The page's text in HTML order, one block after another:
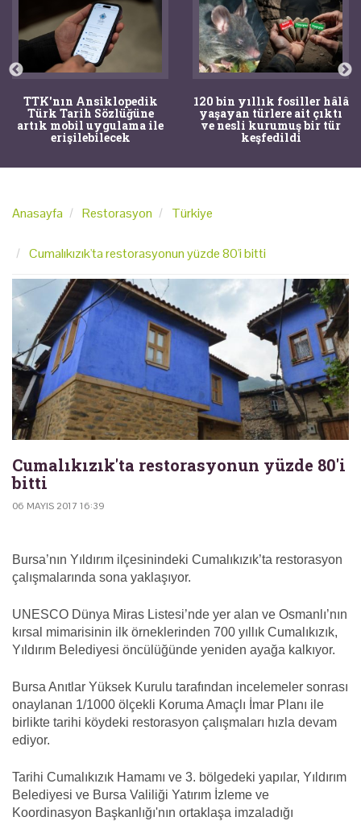
120 bin yıllık fosiller hâlâ
yaşayan türlere ait çıktı
ve nesli kurumuş bir tür
keşfedildi
Bir torba kemik adli
tıpçıları şaşkına çevirdi,
kemiklerin sırrını
arkeologlar çözdü
Anasayfa Restorasyon Türkiye
Cumalıkızık'ta restorasyonun yüzde 80'i bitti
Cumalıkızık'ta restorasyonun yüzde 80'i
bitti
06 MAYIS 2017 16:39
Bursa’nın Yıldırım ilçesinindeki Cumalıkızık’ta restorasyon
çalışmalarında sona yaklaşıyor.
UNESCO Dünya Miras Listesi’nde yer alan ve Osmanlı’nın
kırsal mimarisinin ilk örneklerinden 700 yıllık Cumalıkızık,
Yıldırım Belediyesi öncülüğünde yeniden ayağa kalkıyor.
Bursa Anıtlar Yüksek Kurulu tarafından incelemeler sonrası
onaylanan 1/1000 ölçekli Koruma Amaçlı İmar Planı ile
birlikte tarihi köydeki restorasyon çalışmaları hızla devam
ediyor.
Tarihi Cumalıkızık Hamamı ve 3. bölgedeki yapılar, Yıldırım
Belediyesi ve Bursa Valiliği Yatırım İzleme ve
Koordinasyon Başkanlığı'nın ortaklaşa imzaladığı